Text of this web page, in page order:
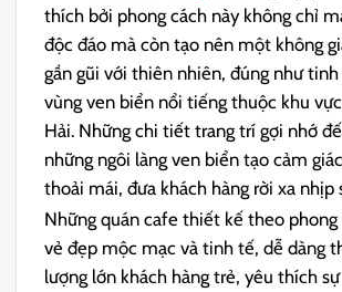
thích bởi phong cách này không chỉ
độc đáo mà còn tạo nên một không
gần gũi với thiên nhiên, đúng như
vùng ven biển nổi tiếng thuộc khu
Hải. Những chi tiết trang trí gợi nhớ
những ngôi làng ven biển tạo cảm
thoải mái, đưa khách hàng rời xa nhịp
Những quán cafe thiết kế theo phong
vẻ đẹp mộc mạc và tinh tế, dễ dàng
lượng lớn khách hàng trẻ, yêu thích